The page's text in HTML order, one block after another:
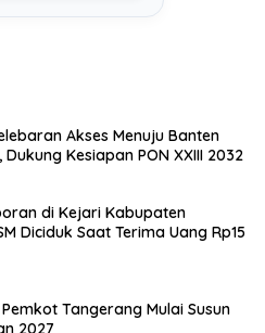
Akses Menuju Banten
Kesiapan PON XXIII 2032
di Kejari Kabupaten
Diciduk Saat Terima Uang Rp15
Tangerang Mulai Susun
2027